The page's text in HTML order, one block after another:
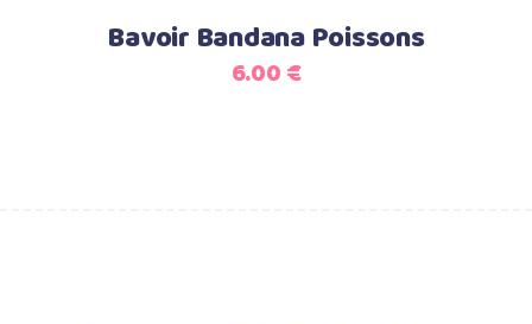
Bavoir Bandana Poissons
6.00€